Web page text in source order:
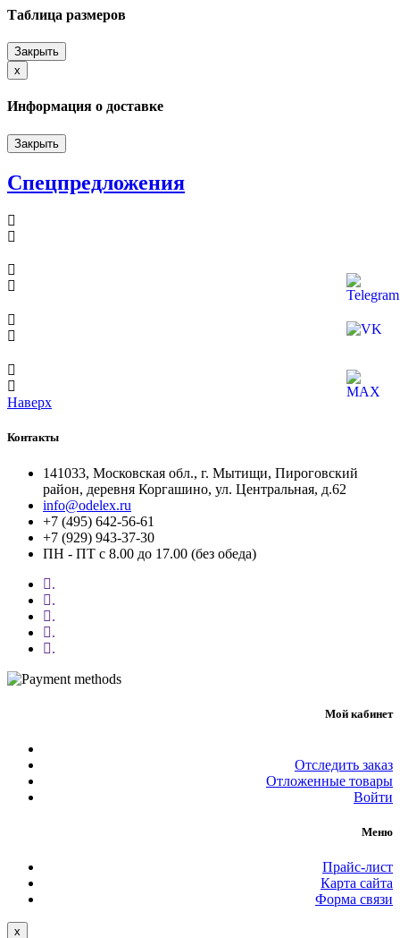
Таблица размеров
Закрыть
x
Close
Информация о доставке
Закрыть
Спецпредложения
Наверх
Контакты
141033, Московская обл., г. Мытищи, Пироговский
район, деревня Коргашино, ул. Центральная, д.62
info@odelex.ru
+7 (495) 642-56-61
+7 (929) 943-37-30
ПН - ПТ с 8.00 до 17.00 (без обеда)
.
.
.
.
.
Мой кабинет
Отследить заказ
Отложенные товары
Войти
Меню
Прайс-лист
Карта сайта
Форма связи
x